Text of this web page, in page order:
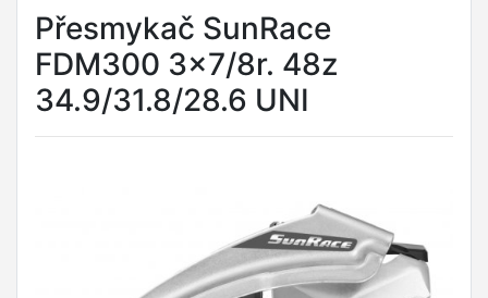
Přesmykač SunRace
FDM300 3x7/8r. 48z
34.9/31.8/28.6 UNI